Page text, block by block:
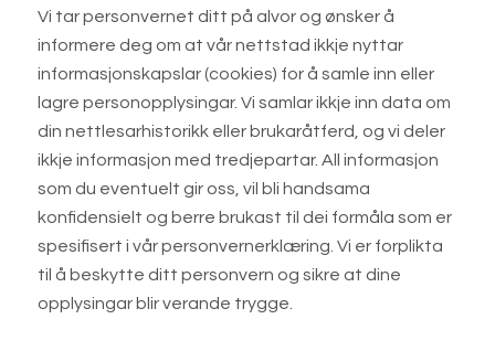
Vi tar personvernet ditt på alvor og ønsker å
informere deg om at vår nettstad ikkje nyttar
informasjonskapslar (cookies) for å samle inn eller
lagre personopplysingar. Vi samlar ikkje inn data om
din nettlesarhistorikk eller brukaråtferd, og vi deler
ikkje informasjon med tredjepartar. All informasjon
som du eventuelt gir oss, vil bli handsama
konfidensielt og berre brukast til dei formåla som er
spesifisert i vår personvernerklæring. Vi er forplikta
til å beskytte ditt personvern og sikre at dine
opplysingar blir verande trygge.